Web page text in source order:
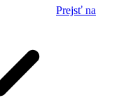
Prejsť na